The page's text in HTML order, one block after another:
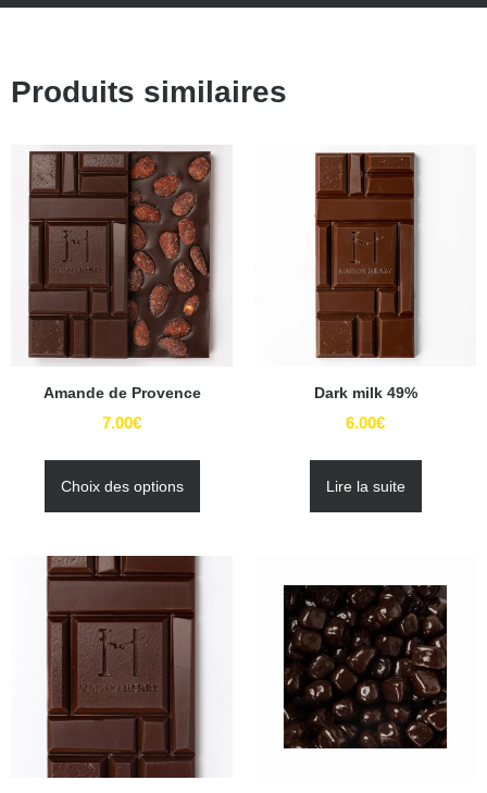
Produits similaires
Amande de Provence
7.00€
Choix des options
Dark milk 49%
6.00€
Lire la suite